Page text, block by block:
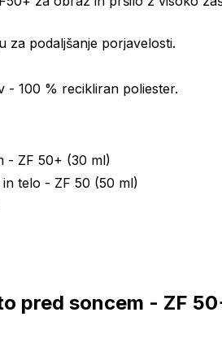
za podaljšanje porjavelosti.
- 100 % recikliran poliester.
- ZF 50+ (30 ml)
telo - ZF 50 (50 ml)
pred soncem - ZF